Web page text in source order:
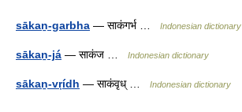
sākaṉ-garbha — साकंगर्भ … Indonesian dictionary
sākaṉ-já — साकंज … Indonesian dictionary
sākaṉ-vṛídh — साकंवृध् … Indonesian dictionary